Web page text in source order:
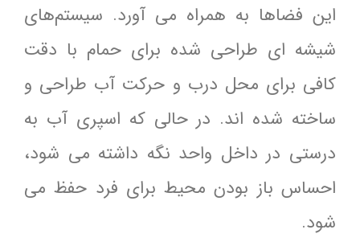
این فضاها به همراه می آورد. سیستم‌های
شیشه ای طراحی شده برای حمام با دقت
کافی برای محل درب و حرکت آب طراحی و
ساخته شده اند. در حالی که اسپری آب به
درستی در داخل واحد نگه داشته می شود،
احساس باز بودن محیط برای فرد حفظ می
شود.